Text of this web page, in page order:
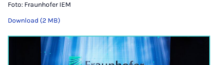
Foto: Fraunhofer IEM
Download (2 MB)